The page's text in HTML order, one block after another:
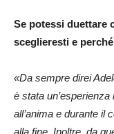
Se potessi duettare
sceglieresti e
«Da sempre direi
è stata
all’anima e durante il